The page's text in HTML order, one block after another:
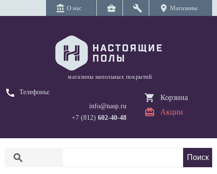
account_balance О нас business_center build location_on Магазины
магазины напольных покрытий
call
Телефоны:
info@nasp.ru
+7 (812) 602-40-48
Корзина
Акции
search